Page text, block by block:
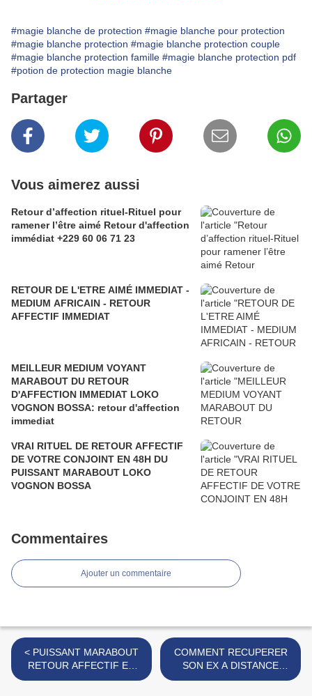
#magie blanche de protection #magie blanche pour protection
#magie blanche protection #magie blanche protection couple
#magie blanche protection famille #magie blanche protection pdf
#potion de protection magie blanche
Partager
Vous aimerez aussi
Retour d’affection rituel-Rituel pour
ramener l’être aimé Retour d'affection
immédiat +229 60 06 71 23
RETOUR DE L'ETRE AIMÉ IMMEDIAT -
MEDIUM AFRICAIN - RETOUR
AFFECTIF IMMEDIAT
MEILLEUR MEDIUM VOYANT
MARABOUT DU RETOUR
D'AFFECTION IMMEDIAT LOKO
VOGNON BOSSA: retour d'affection
immediat
VRAI RITUEL DE RETOUR AFFECTIF
DE VOTRE CONJOINT EN 48H DU
PUISSANT MARABOUT LOKO
VOGNON BOSSA
Commentaires
Ajouter un commentaire
< PUISSANT MARABOUT
RETOUR AFFECTIF EN
FRANCE LOKO VOGNON
COMMENT RECUPERER
SON EX A DISTANCE
POUR DE BON ? comment